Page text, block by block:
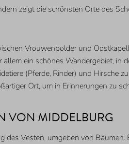
zeigt die schönsten Orte des
Vrouwenpolder und
ein schönes Wandergebiet,
(Pferde, Rinder) und Hirsche
Ort, um in Erinnerungen zu
VON MIDDELBURG
Vesten, umgeben von